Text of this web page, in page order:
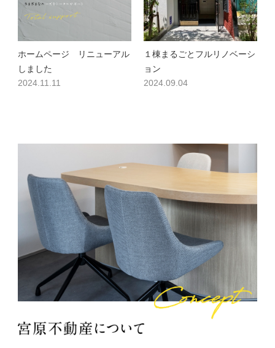
ホームページ リニューアル
しました
2024.11.11
１棟まるごとフルリノベーシ
ョン
2024.09.04